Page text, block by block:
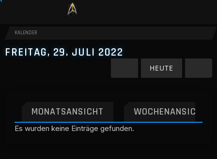
KALENDER
FREITAG, 29. JULI 2022
HEUTE
MONATSANSICHT WOCHENANSICHT
Es wurden keine Einträge gefunden.